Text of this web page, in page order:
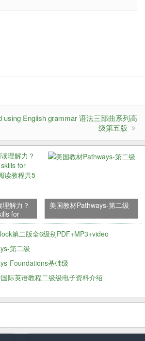
using English grammar 语法三部曲系列高
级第五版
解力？
for
读教程
美国教材Pathways-第二级
第二版全6级别PDF+MP3+video
第二级
Foundations基础级
际英语教程二级级电子资料介绍